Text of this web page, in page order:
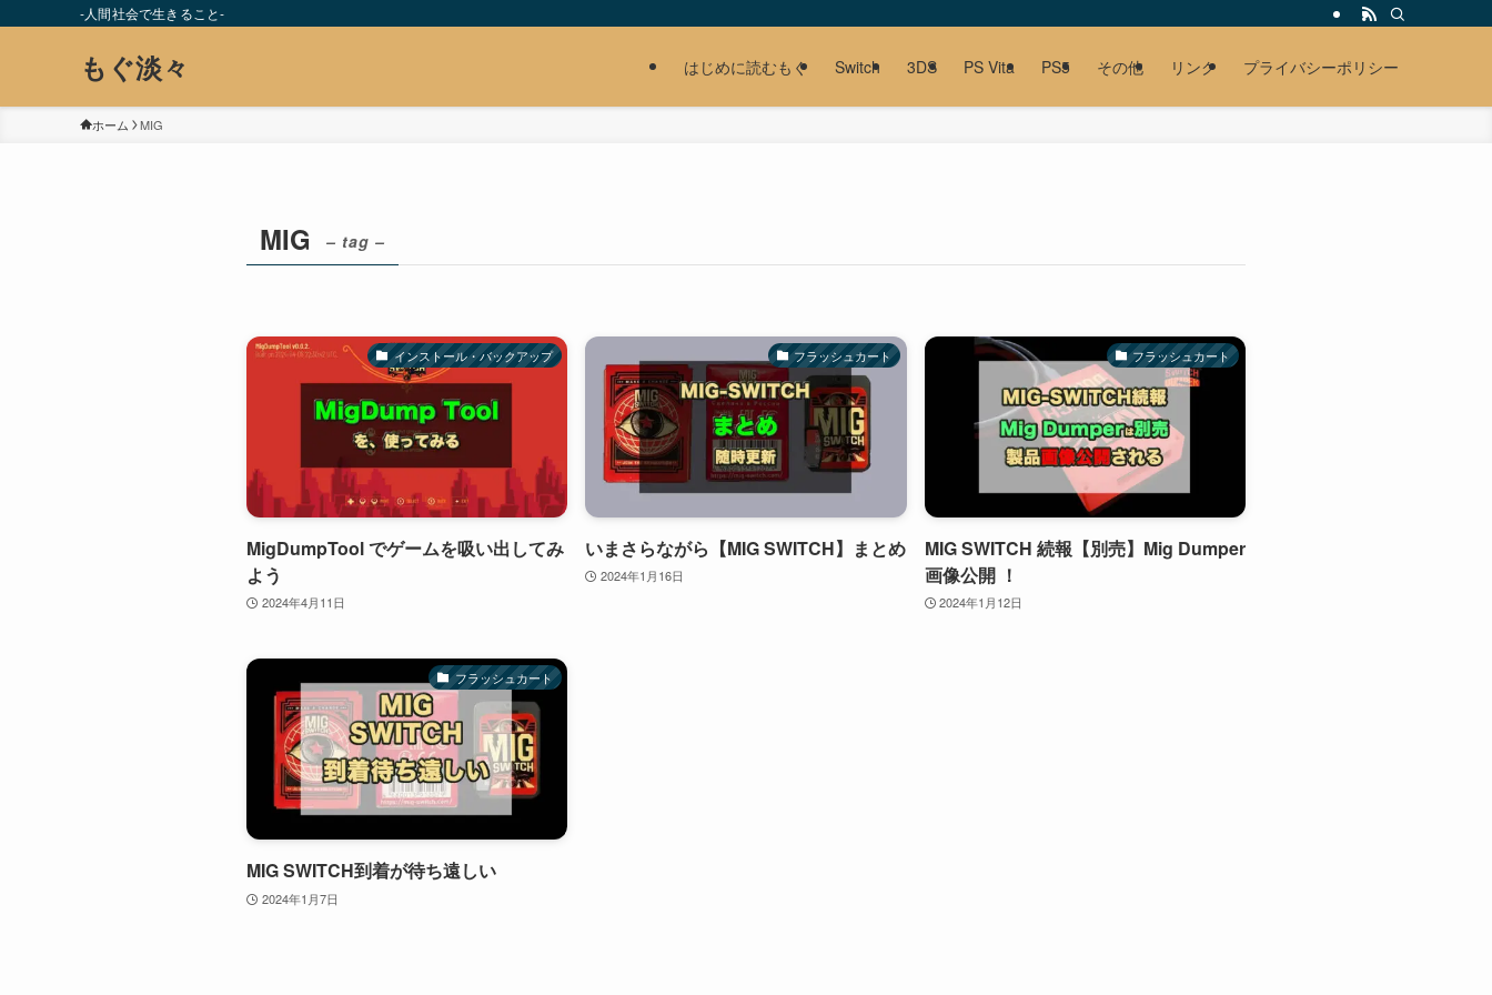
-人間社会で生きること-
もぐ淡々 はじめに読むもぐ Switch 3DS PS Vita PS5 その他 リンク プライバシーポリシー
ホーム MIG
MIG – tag –
インストール・バックアップ
MigDumpTool でゲームを吸い出してみ
よう
2024年4月11日
フラッシュカート
いまさらながら【MIG SWITCH】まとめ
2024年1月16日
フラッシュカート
MIG SWITCH 続報【別売】Mig Dumper
画像公開 ！
2024年1月12日
フラッシュカート
MIG SWITCH到着が待ち遠しい
2024年1月7日